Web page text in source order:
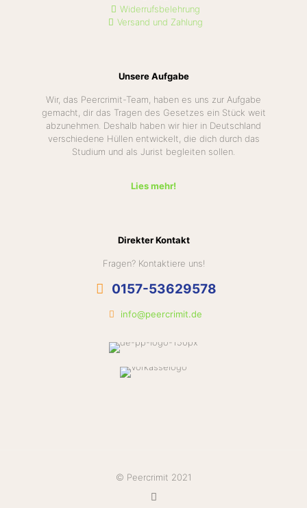
Widerrufsbelehrung
Versand und Zahlung
Unsere Aufgabe
Wir, das Peercrimit-Team, haben es uns zur Aufgabe
gemacht, dir das Tragen des Gesetzes ein Stück weit
abzunehmen. Deshalb haben wir hier in Deutschland
verschiedene Hüllen entwickelt, die dich durch das
Studium und als Jurist begleiten sollen.
Lies mehr!
Direkter Kontakt
Fragen? Kontaktiere uns!
0157-53629578
info@peercrimit.de
© Peercrimit 2021